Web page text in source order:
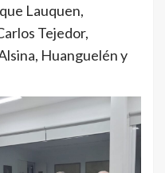
Lauquen,
Tejedor,
Huanguelén y